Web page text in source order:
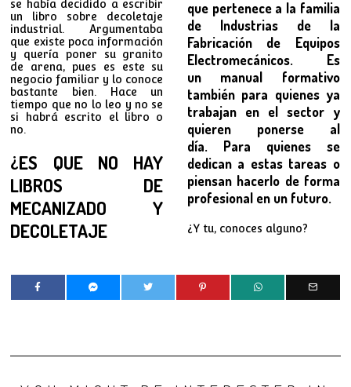
se había decidido a escribir
un libro sobre decoletaje
industrial. Argumentaba
que existe poca información
y quería poner su granito
de arena, pues es este su
negocio familiar y lo conoce
bastante bien. Hace un
tiempo que no lo leo y no se
si habrá escrito el libro o
no.
¿ES QUE NO HAY
LIBROS DE
MECANIZADO Y
DECOLETAJE
que pertenece a la familia
de Industrias de la
Fabricación de Equipos
Electromecánicos. Es
un manual formativo
también para quienes ya
trabajan en el sector y
quieren ponerse al
día. Para quienes se
dedican a estas tareas o
piensan hacerlo de forma
profesional en un futuro.
¿Y tu, conoces alguno?